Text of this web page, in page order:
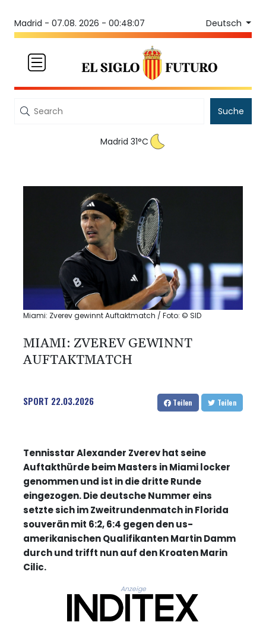
Madrid - 07.08. 2026 - 00:48:07 Deutsch
Suche
Madrid 31°C
Miami: Zverev gewinnt Auftaktmatch / Foto: © SID
MIAMI: ZVEREV GEWINNT
AUFTAKTMATCH
SPORT 22.03.2026 Teilen Teilen
Tennisstar Alexander Zverev hat seine
Auftakthürde beim Masters in Miami locker
genommen und ist in die dritte Runde
eingezogen. Die deutsche Nummer eins
setzte sich im Zweitrundenmatch in Florida
souverän mit 6:2, 6:4 gegen den us-
amerikanischen Qualifikanten Martin Damm
durch und trifft nun auf den Kroaten Marin
Cilic.
Anzeige